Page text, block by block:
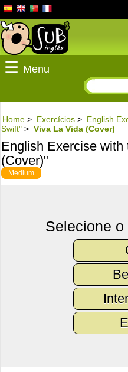
☰ Menu
Home > Exercícios > English
Swift" > Viva La Vida (Cover)
English Exercise
(Cover)"
Medium
Selecione